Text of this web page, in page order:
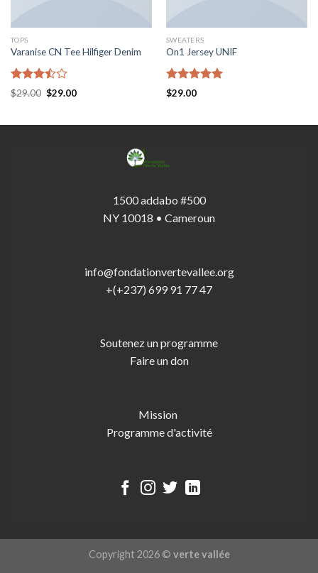
TOPS
Varanise CN Tee Hilfiger Denim
Note
3.50
$29.00 Le
$29.00Le
SWEATERS
On1 Jersey UNIF
Note5.00
$29.00
1500 addabo #500
NY 10018 • Cameroun
info@fondationvertevallee.org
+(+237) 699 91 77 47
Soutenez un programme
Faire un don
Mission
Programme d'activité
Copyright 2026 © verte vallée